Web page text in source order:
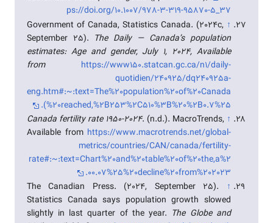
ps://doi.org/10.1007/978-3-319-95870-5_37
↑
Government of Canada, Statistics Canada. (2024c,
September 25). The Daily — Canada’s population
estimates: Age and gender, July 1, 2024, Available
from
https://www150.statcan.gc.ca/n1/daily-
quotidien/240925/dq240925a-
eng.htm#:~:text=The%20population%20of%20Canada
%20reached,%2B253%2C510%3B%20%2B0.7%25).
↑
Canada fertility rate 1950-2024. (n.d.). MacroTrends,
Available from https://www.macrotrends.net/global-
metrics/countries/CAN/canada/fertility-
rate#:~:text=Chart%20and%20table%20of%20the,a%2
00.07%25%20decline%20from%202023.
↑
The Canadian Press. (2024, September 25).
Statistics Canada says population growth slowed
slightly in last quarter of the year. The Globe and